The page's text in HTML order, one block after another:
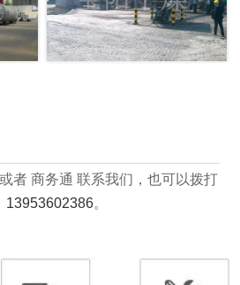
者 商务通 联系我们，也可以拨打
13953602386。